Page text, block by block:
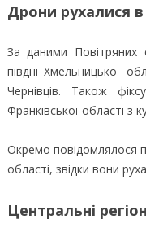
Дрони рухалися в
За даними Повітряних
півдні Хмельницької
Чернівців. Також
Франківської області з
Окремо повідомлялося
області, звідки вони
Центральні